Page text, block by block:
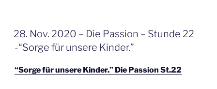
GEPLAATST
OP
28. Nov. 2020 – Die Passion – Stunde 22
-“Sorge für unsere Kinder.”
“Sorge für unsere Kinder.” Die Passion St.22